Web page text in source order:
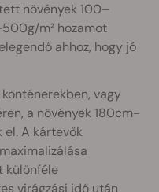
növények 100–
m² hozamot
ahhoz, hogy jó
vagy
a növények 180cm-
el. A kártevők
különféle
virágzási idő után